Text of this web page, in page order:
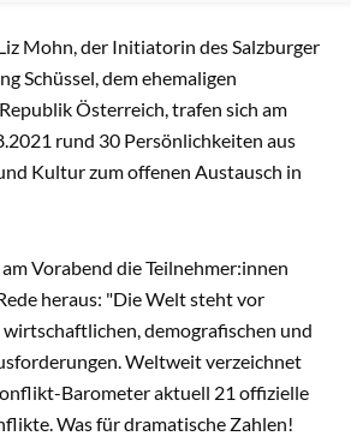
Mohn, der Initiatorin des Salzburger
Schüssel, dem ehemaligen
Österreich, trafen sich am
rund 30 Persönlichkeiten aus
Kultur zum offenen Austausch in
Vorabend die Teilnehmer:innen
heraus: "Die Welt steht vor
demografischen und
Weltweit verzeichnet
Barometer aktuell 21 offizielle
Was für dramatische Zahlen!